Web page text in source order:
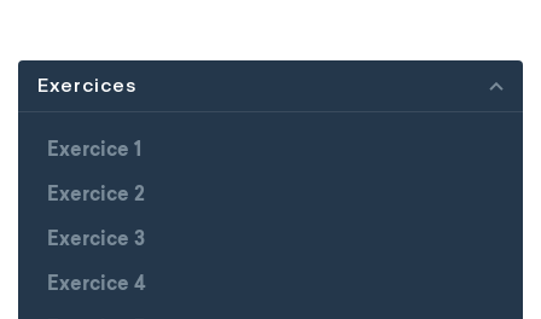
Exercices
Exercice 1
Exercice 2
Exercice 3
Exercice 4